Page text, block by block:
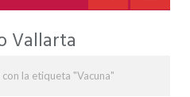
Vallarta
con la etiqueta "Vacuna"